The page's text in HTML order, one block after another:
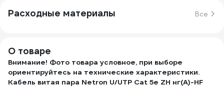
Расходные материалы Все
О товаре
Внимание! Фото товара условное, при выборе
ориентируйтесь на технические характеристики.
Кабель витая пара Netron U/UTP Cat 5e ZH нг(А)-HF